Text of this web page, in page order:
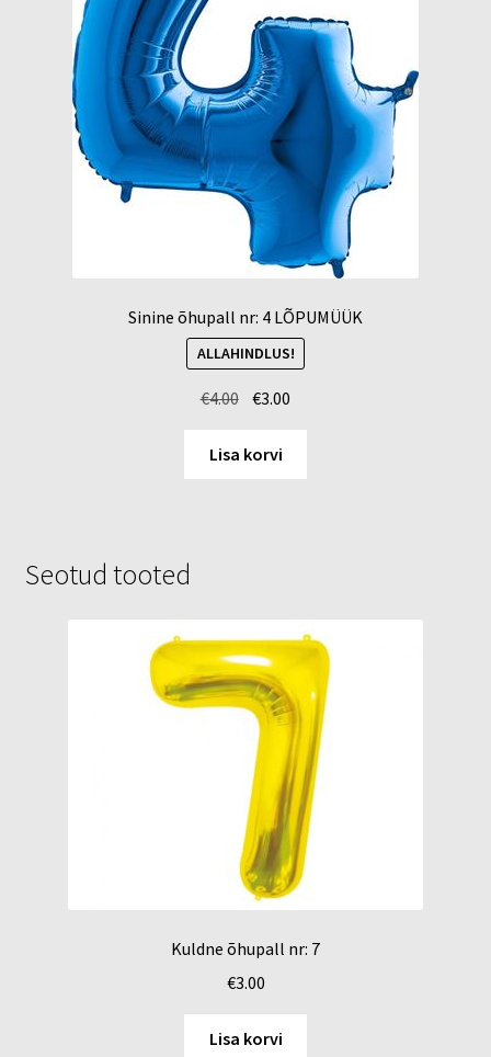
Sinine õhupall nr: 4 LÕPUMÜÜK
ALLAHINDLUS!
€4.00 Algne
oli:
€3.00
Lisa korvi
Seotud tooted
Kuldne õhupall nr: 7
€3.00
Lisa korvi